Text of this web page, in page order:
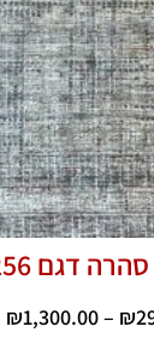
דגם 256
₪
–
₪1,300.00